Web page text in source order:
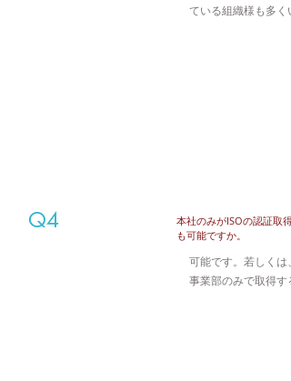
ている組織様も多く
Q4
本社のみがISOの認証取
も可能ですか。
可能です。若しくは
事業部のみで取得す